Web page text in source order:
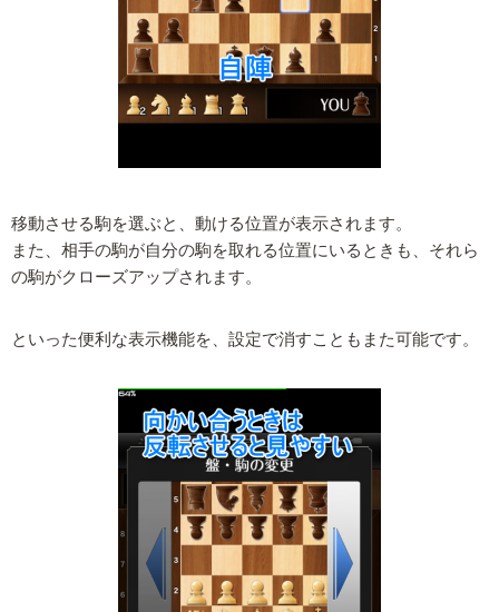
移動させる駒を選ぶと、動ける位置が表示されます。
また、相手の駒が自分の駒を取れる位置にいるときも、それら
の駒がクローズアップされます。
といった便利な表示機能を、設定で消すこともまた可能です。